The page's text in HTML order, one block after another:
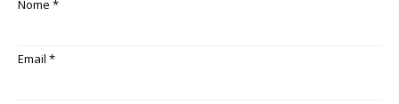
Nome *
Email *